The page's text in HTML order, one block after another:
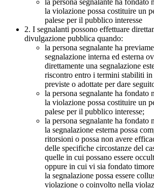
la persona segnalante ha fondato
la violazione possa costituire un
palese per il pubblico interesse
2. I segnalanti possono effettuare
divulgazione pubblica quando:
la persona segnalante ha
segnalazione interna ed esterna
direttamente una segnalazione
riscontro entro i termini stabiliti
previste o adottate per dare
la persona segnalante ha fondato
la violazione possa costituire un
palese per il pubblico interesse;
la persona segnalante ha fondato
la segnalazione esterna possa
ritorsioni o possa non avere
delle specifiche circostanze del
quelle in cui possano essere
oppure in cui vi sia fondato
la segnalazione possa essere
violazione o coinvolto nella